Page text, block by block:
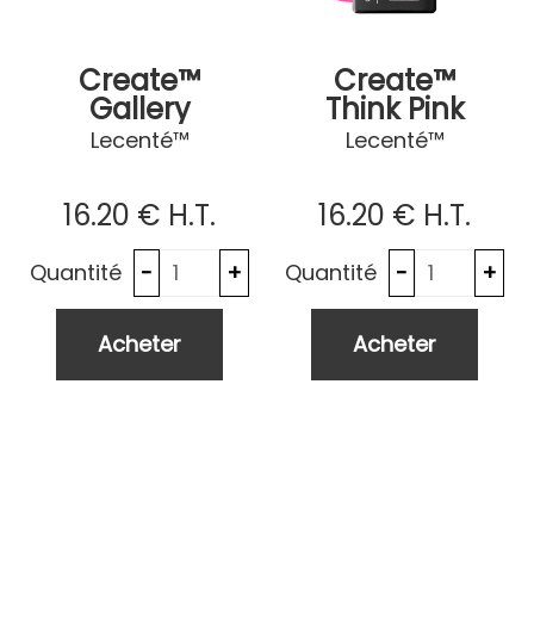
Create™
Gallery
Lecenté™
16.20 € H.T.
Quantité
Create™
Think Pink
Lecenté™
16.20 € H.T.
Quantité